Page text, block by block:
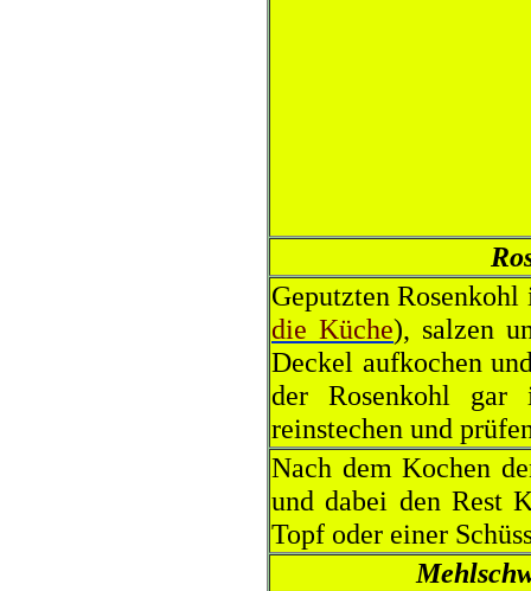
Geputzten
die Küche), salzen
Deckel aufkochen
der Rosenkohl
reinstechen und
Nach dem Kochen
und dabei den Rest
Topf oder einer